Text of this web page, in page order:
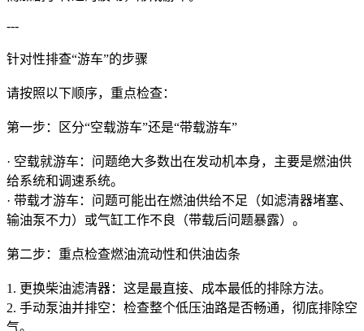
---
针对性排查“游车”的步骤
请按照以下顺序，重点检查：
第一步：区分“空载游车”还是“带载游车”
· 空载就游车：问题绝大多数出在发动机本身，主要是燃油供
给系统和调速系统。
· 带载才游车：问题可能出在燃油供给不足（如滤清器堵塞、
输油泵不力）或气缸工作不良（带载后问题暴露）。
第二步：重点检查燃油流动性和供油齿条
1. 更换柴油滤清器：这是最直接、成本最低的排除方法。
2. 手动泵油并排空：检查整个低压油路是否畅通，彻底排除空
气。